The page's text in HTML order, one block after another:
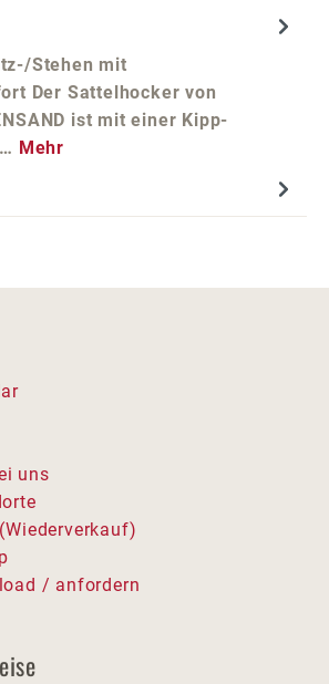
Stehen mit
Der Sattelhocker von
ist mit einer Kipp-
Mehr
uns
/ anfordern